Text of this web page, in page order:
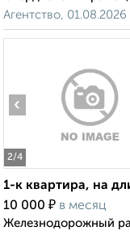
Агентство, 01.08.2026
2/4
‹
1-к квартира, на
10 000 ₽ в месяц
Железнодорожный